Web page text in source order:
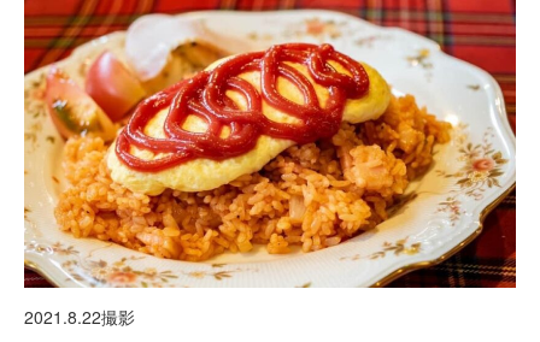
2021.8.22撮影